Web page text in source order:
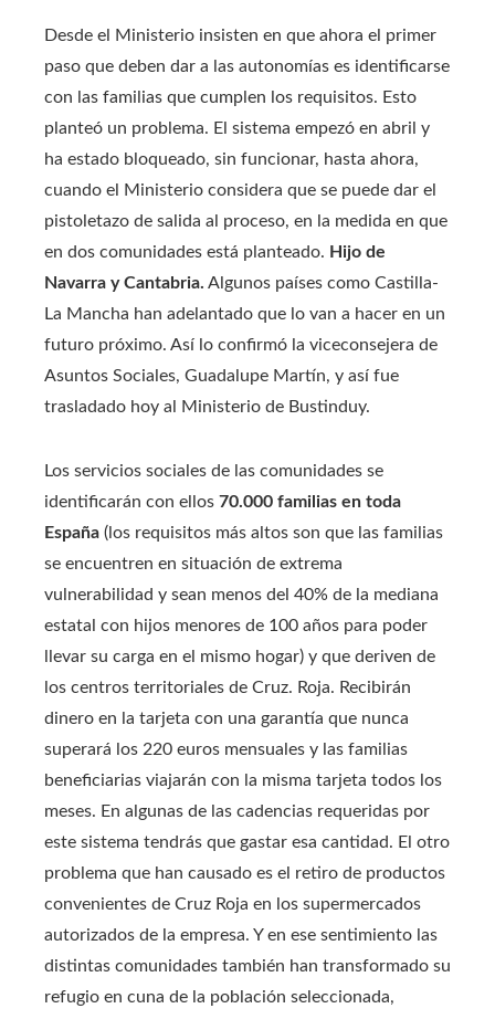
Desde el Ministerio insisten en que ahora el primer
paso que deben dar a las autonomías es identificarse
con las familias que cumplen los requisitos. Esto
planteó un problema. El sistema empezó en abril y
ha estado bloqueado, sin funcionar, hasta ahora,
cuando el Ministerio considera que se puede dar el
pistoletazo de salida al proceso, en la medida en que
en dos comunidades está planteado. Hijo de
Navarra y Cantabria. Algunos países como Castilla-
La Mancha han adelantado que lo van a hacer en un
futuro próximo. Así lo confirmó la viceconsejera de
Asuntos Sociales, Guadalupe Martín, y así fue
trasladado hoy al Ministerio de Bustinduy.
Los servicios sociales de las comunidades se
identificarán con ellos 70.000 familias en toda
España (los requisitos más altos son que las familias
se encuentren en situación de extrema
vulnerabilidad y sean menos del 40% de la mediana
estatal con hijos menores de 100 años para poder
llevar su carga en el mismo hogar) y que deriven de
los centros territoriales de Cruz. Roja. Recibirán
dinero en la tarjeta con una garantía que nunca
superará los 220 euros mensuales y las familias
beneficiarias viajarán con la misma tarjeta todos los
meses. En algunas de las cadencias requeridas por
este sistema tendrás que gastar esa cantidad. El otro
problema que han causado es el retiro de productos
convenientes de Cruz Roja en los supermercados
autorizados de la empresa. Y en ese sentimiento las
distintas comunidades también han transformado su
refugio en cuna de la población seleccionada,